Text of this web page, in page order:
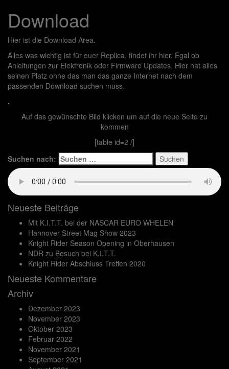
Download
Hier ist die Download Area.
Alles was wichtig ist für euer Replica, findet ihr hier. Egal ob
Anleitungen zur Elektronik oder Firmware Updates. Hier hat alles
seinen Platz ohne das man das ganze Internet nach dem
passenden Download suchen muss.
.
Auf das gewünschte Bild klicken um auf die neue Seite zu
kommen
[table id=2 /]
Suchen nach:
Neueste Beiträge
Mit K.I.T.T. bei der NASCAR EURO WHELEN
Hannover Street Mag Show 2023
Knight Rider Season Opening in Oberhausen
NDR zu Besuch bei K.I.T.T.
Knight Rider Abschluss Treffen 2020
Neueste Kommentare
Archiv
Dezember 2023
November 2023
Oktober 2023
Februar 2022
November 2021
September 2021